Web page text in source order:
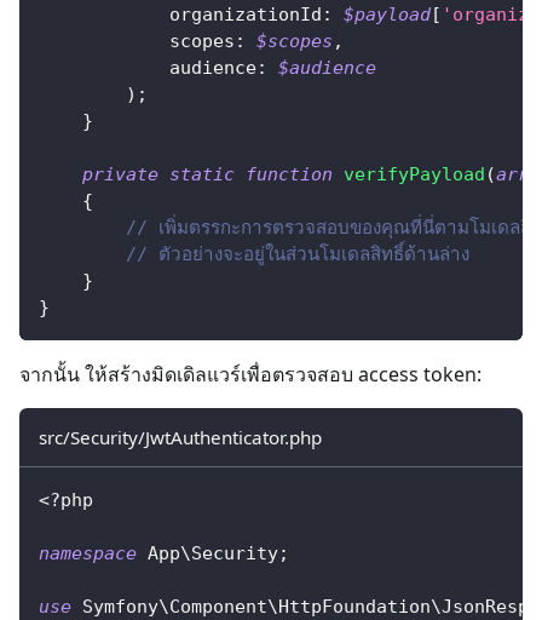
organizationId : $payload[
scopes : $scopes ,
audience:
$audience
) ;
}
private static function verifyPayload (
{
// เพิ่มตรรกะการตรวจสอบของคุณที่นี่ตามโมเดลสิ
// ตัวอย่างจะอยู่ในส่วนโมเดลสิทธิ์ด้านล่าง
}
}
จากนั้น ให้สร้างมิดเดิลแวร์เพื่อตรวจสอบ access token:
src/Security/JwtAuthenticator.php
<?php
namespace App\Security;
use Symfony\Component\HttpFoundation\